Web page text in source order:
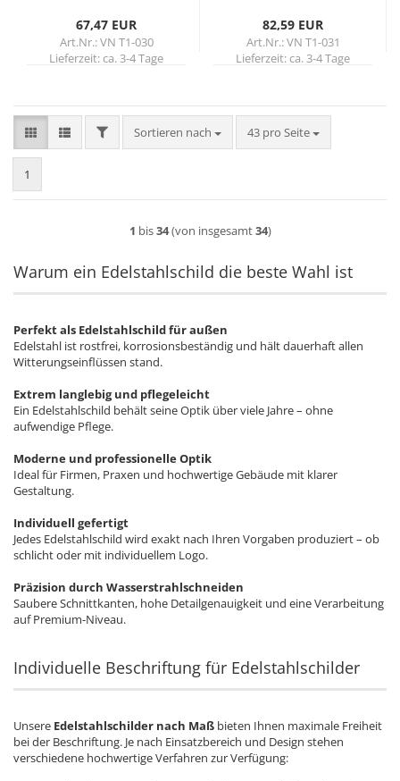
67,47 EUR
Art.Nr.: VN T1-030
Lieferzeit:ca. 3-4 Tage
82,59 EUR
Art.Nr.: VN T1-031
Lieferzeit:ca. 3-4 Tage
FILTERSortieren nach
Sortieren nach 43 pro Seite
pro Seite
1
1 bis34(von insgesamt34)
Warum ein Edelstahlschild die beste Wahl ist
Perfekt als Edelstahlschild für außen
Edelstahl ist rostfrei, korrosionsbeständig und hält dauerhaft allen
Witterungseinflüssen stand.
Extrem langlebig und pflegeleicht
Ein Edelstahlschild behält seine Optik über viele Jahre – ohne
aufwendige Pflege.
Moderne und professionelle Optik
Ideal für Firmen, Praxen und hochwertige Gebäude mit klarer
Gestaltung.
Individuell gefertigt
Jedes Edelstahlschild wird exakt nach Ihren Vorgaben produziert – ob
schlicht oder mit individuellem Logo.
Präzision durch Wasserstrahlschneiden
Saubere Schnittkanten, hohe Detailgenauigkeit und eine Verarbeitung
auf Premium-Niveau.
Individuelle Beschriftung für Edelstahlschilder
Unsere Edelstahlschilder nach Maß bieten Ihnen maximale Freiheit
bei der Beschriftung. Je nach Einsatzbereich und Design stehen
verschiedene hochwertige Verfahren zur Verfügung: